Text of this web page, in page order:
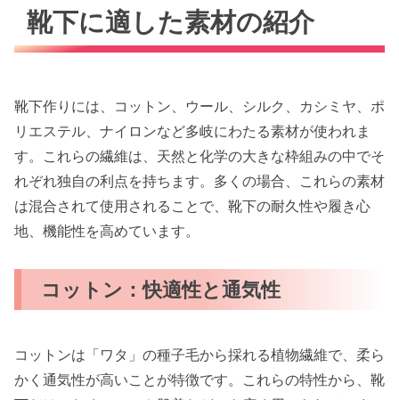
靴下に適した素材の紹介
靴下作りには、コットン、ウール、シルク、カシミヤ、ポ
リエステル、ナイロンなど多岐にわたる素材が使われま
す。これらの繊維は、天然と化学の大きな枠組みの中でそ
れぞれ独自の利点を持ちます。多くの場合、これらの素材
は混合されて使用されることで、靴下の耐久性や履き心
地、機能性を高めています。
コットン：快適性と通気性
コットンは「ワタ」の種子毛から採れる植物繊維で、柔ら
かく通気性が高いことが特徴です。これらの特性から、靴